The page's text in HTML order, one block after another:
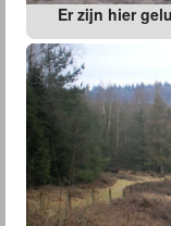
Er zijn hier